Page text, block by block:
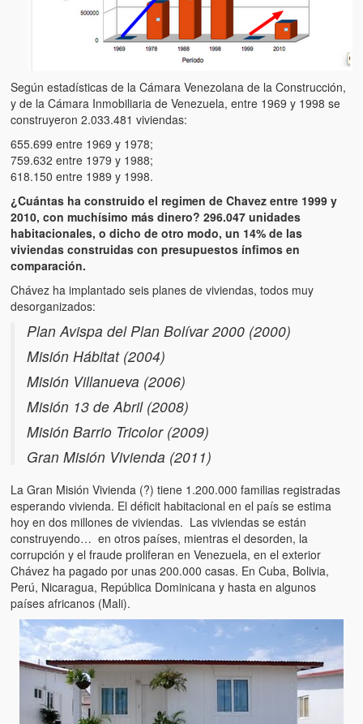
Según estadísticas de la Cámara Venezolana de la Construcción,
y de la Cámara Inmobiliaria de Venezuela, entre 1969 y 1998 se
construyeron 2.033.481 viviendas:
655.699 entre 1969 y 1978;
759.632 entre 1979 y 1988;
618.150 entre 1989 y 1998.
¿Cuántas ha construido el regimen de Chavez entre 1999 y
2010, con muchísimo más dinero? 296.047 unidades
habitacionales, o dicho de otro modo, un 14% de las
viviendas construidas con presupuestos ínfimos en
comparación.
Chávez ha implantado seis planes de viviendas, todos muy
desorganizados:
Plan Avispa del Plan Bolívar 2000 (2000)
Misión Hábitat (2004)
Misión Villanueva (2006)
Misión 13 de Abril (2008)
Misión Barrio Tricolor (2009)
Gran Misión Vivienda (2011)
La Gran Misión Vivienda (?) tiene 1.200.000 familias registradas
esperando vivienda. El déficit habitacional en el país se estima
hoy en dos millones de viviendas. Las viviendas se están
construyendo… en otros países, mientras el desorden, la
corrupción y el fraude proliferan en Venezuela, en el exterior
Chávez ha pagado por unas 200.000 casas. En Cuba, Bolivia,
Perú, Nicaragua, República Dominicana y hasta en algunos
países africanos (Mali).